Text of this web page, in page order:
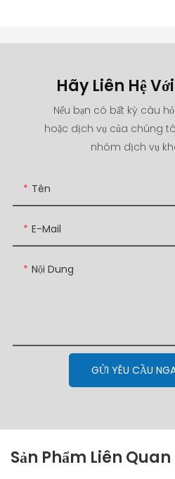
Hãy Liên Hệ
Nếu bạn có bất kỳ câu
hoặc dịch vụ của chúng
nhóm dịch vụ
Tên
E-Mail
Nội Dung
GỬI YÊU CẦU
Sản Phẩm Liên Quan